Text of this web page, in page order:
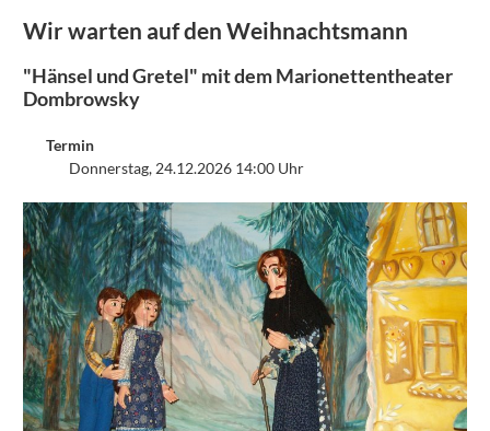
Wir warten auf den Weihnachtsmann
"Hänsel und Gretel" mit dem Marionettentheater
Dombrowsky
Termin
Donnerstag, 24.12.2026 14:00 Uhr